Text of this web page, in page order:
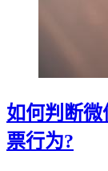
如何判断
票行为?